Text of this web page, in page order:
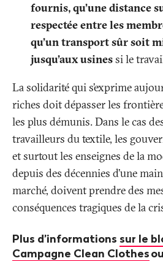
fournis, qu’une distance
respectée entre les
qu’un transport sûr soit
jusqu’aux usinessi le
La solidarité qui s’exprime
riches doit dépasser les
les plus démunis. Dans le cas
travailleurs du textile, les
et surtout les enseignes de la
depuis des décennies d’une
marché, doivent prendre des
conséquences tragiques de la
Plus d’informations sur le
Campagne Clean Clothes